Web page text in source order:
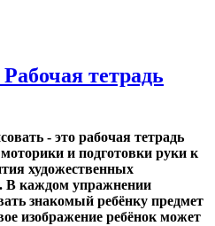
тетрадь
- это рабочая тетрадь
и подготовки руки к
художественных
В каждом упражнении
знакомый ребёнку предмет
изображение ребёнок может